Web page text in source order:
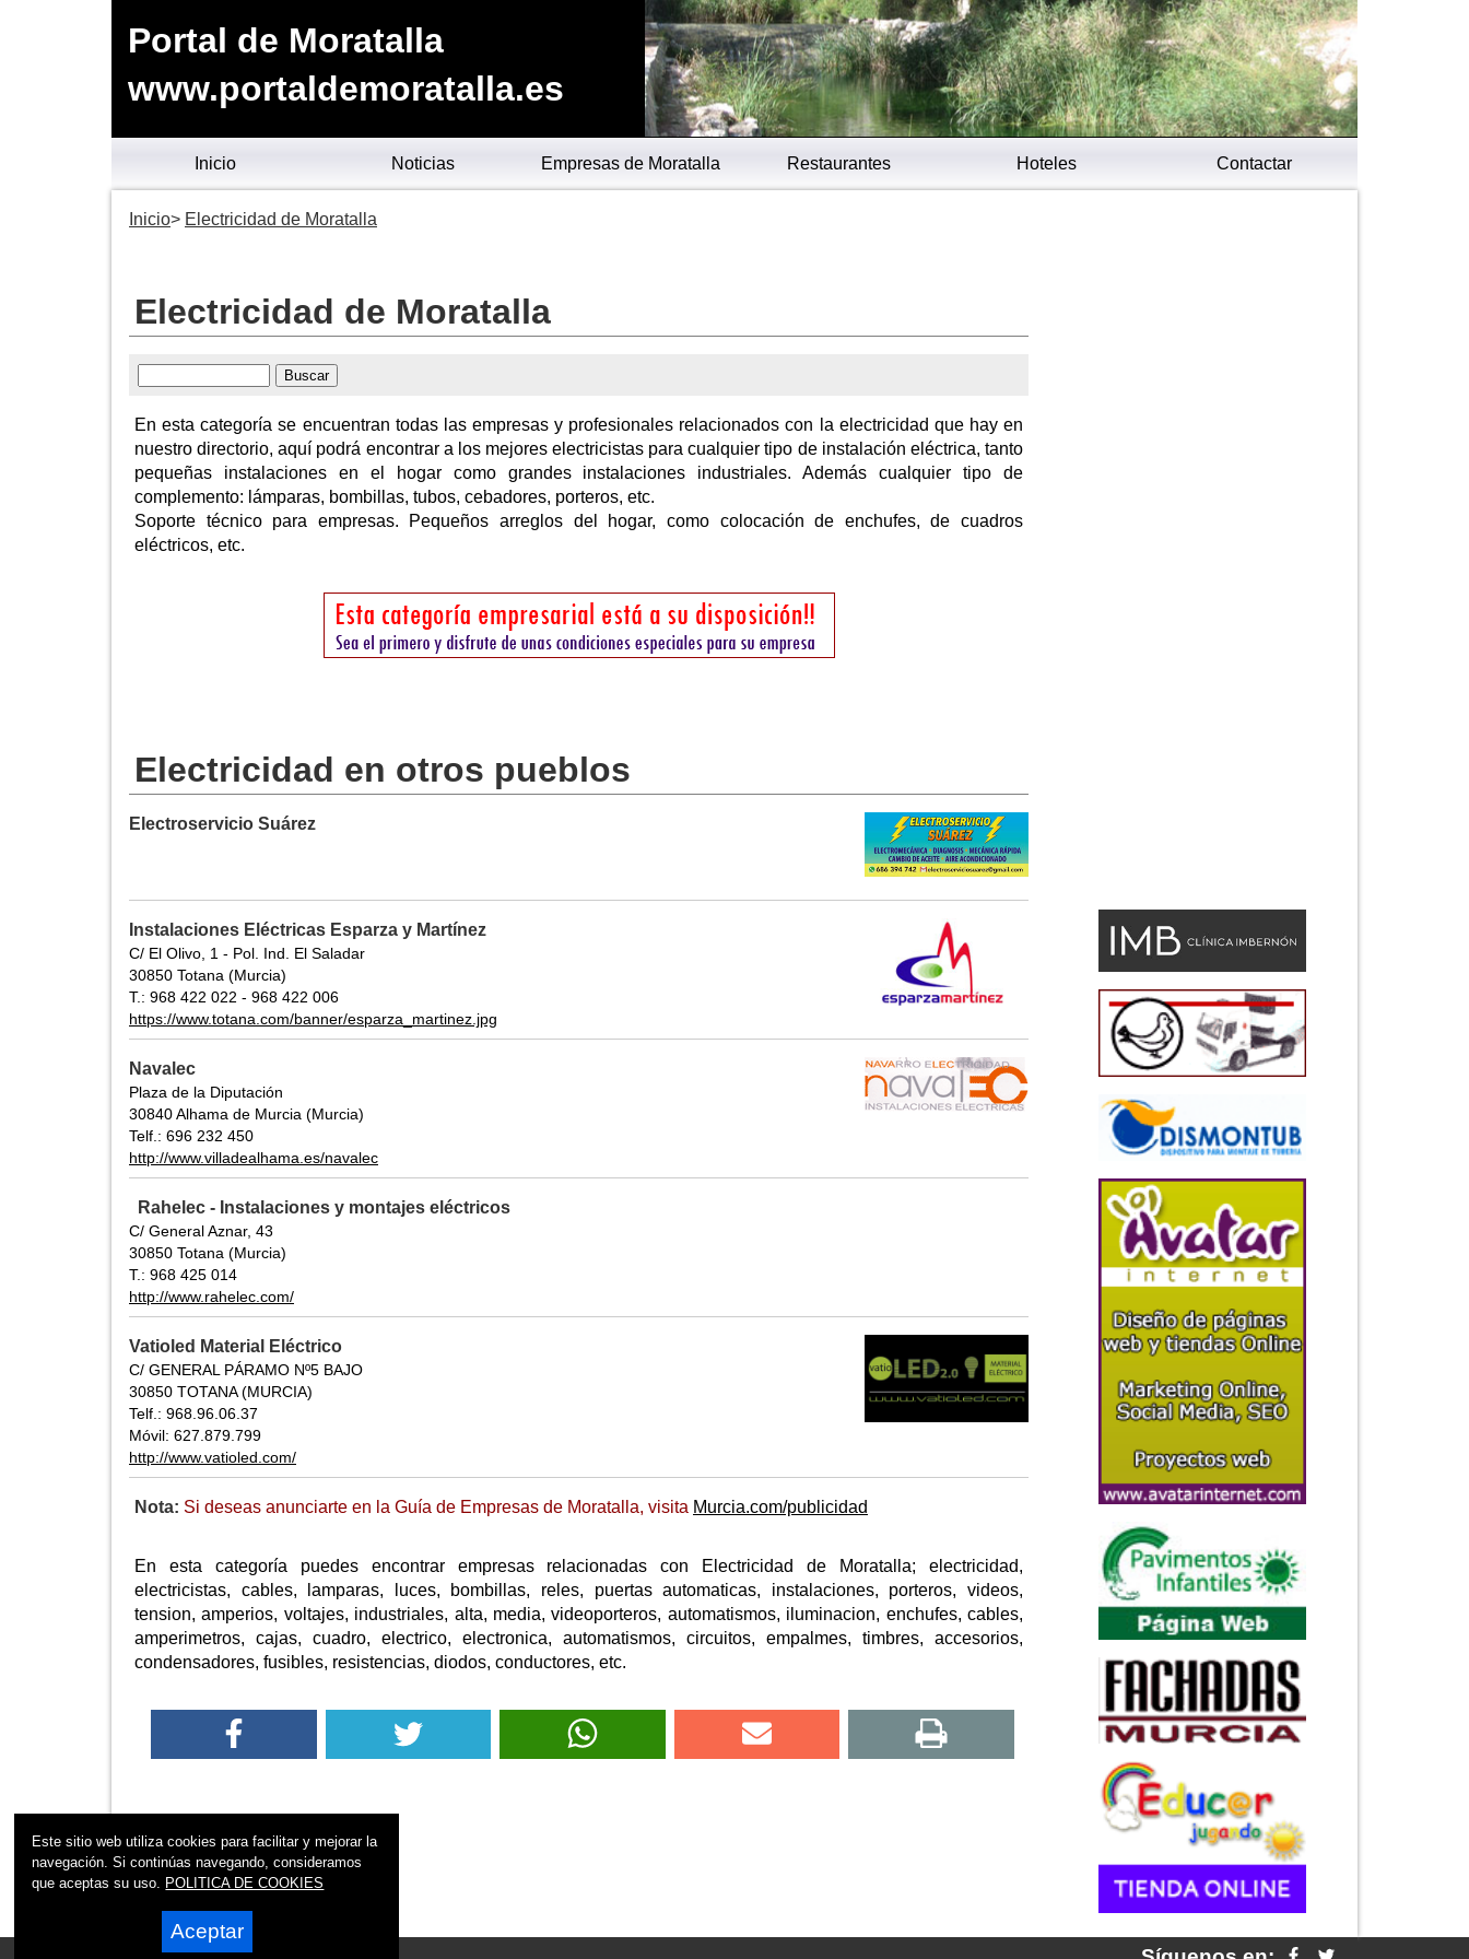
Portal de Moratalla
www.portaldemoratalla.es
Inicio Noticias Empresas de Moratalla Restaurantes Hoteles Contactar
Inicio Electricidad de Moratalla
Electricidad de Moratalla
En esta categoría se encuentran todas las empresas y profesionales relacionados con la electricidad que hay en
nuestro directorio, aquí podrá encontrar a los mejores electricistas para cualquier tipo de instalación eléctrica, tanto
pequeñas instalaciones en el hogar como grandes instalaciones industriales. Además cualquier tipo de
complemento: lámparas, bombillas, tubos, cebadores, porteros, etc.
Soporte técnico para empresas. Pequeños arreglos del hogar, como colocación de enchufes, de cuadros
eléctricos, etc.
Electricidad en otros pueblos
Electroservicio Suárez
Instalaciones Eléctricas Esparza y Martínez
C/ El Olivo, 1 - Pol. Ind. El Saladar
30850 Totana (Murcia)
T.: 968 422 022 - 968 422 006
https://www.totana.com/banner/esparza_martinez.jpg
Navalec
Plaza de la Diputación
30840 Alhama de Murcia (Murcia)
Telf.: 696 232 450
http://www.villadealhama.es/navalec
Rahelec - Instalaciones y montajes eléctricos
C/ General Aznar, 43
30850 Totana (Murcia)
T.: 968 425 014
http://www.rahelec.com/
Vatioled Material Eléctrico
C/ GENERAL PÁRAMO Nº5 BAJO
30850 TOTANA (MURCIA)
Telf.: 968.96.06.37
Móvil: 627.879.799
http://www.vatioled.com/
Nota: Si deseas anunciarte en la Guía de Empresas de Moratalla, visita Murcia.com/publicidad
En esta categoría puedes encontrar empresas relacionadas con Electricidad de Moratalla; electricidad,
electricistas, cables, lamparas, luces, bombillas, reles, puertas automaticas, instalaciones, porteros, videos,
tension, amperios, voltajes, industriales, alta, media, videoporteros, automatismos, iluminacion, enchufes, cables,
amperimetros, cajas, cuadro, electrico, electronica, automatismos, circuitos, empalmes, timbres, accesorios,
condensadores, fusibles, resistencias, diodos, conductores, etc.
Este sitio web utiliza cookies para facilitar y mejorar la
navegación. Si continúas navegando, consideramos
que aceptas su uso. POLITICA DE COOKIES
Aceptar